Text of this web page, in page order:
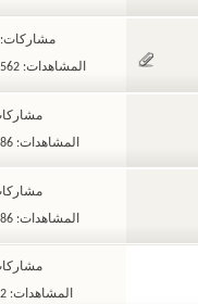
مشاركات: 160
المشاهدات: 212,562
المشاهدات: 38,686
المشاهدات: 44,086
المشاهدات: 7,812